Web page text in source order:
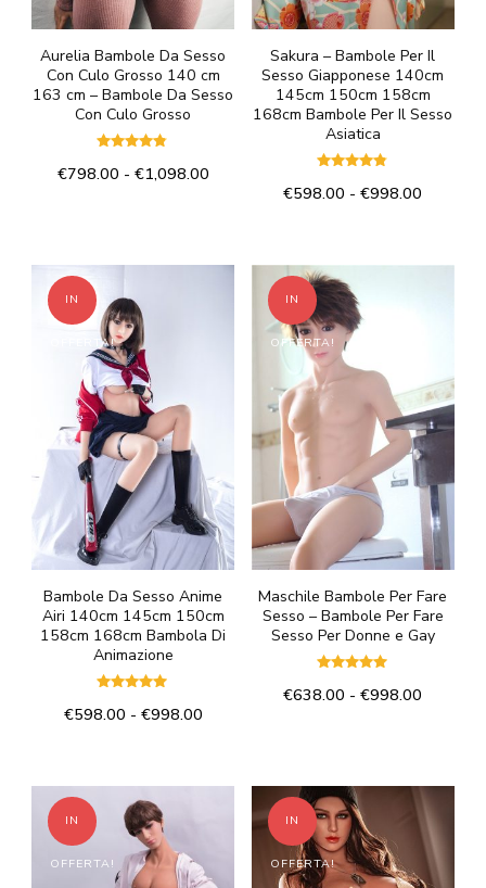
pagina
del
prodotto
pagina
del
prodotto
Aurelia Bambole Da Sesso
Con Culo Grosso 140 cm
163 cm – Bambole Da Sesso
Con Culo Grosso
4.67
€798.00 - €1,098.00Fascia
€798.00
€1,098.00
ha
più
varianti.
Le
opzioni
possono
essere
scelte
nella
pagina
del
prodotto
Sakura – Bambole Per Il
Sesso Giapponese 140cm
145cm 150cm 158cm
168cm Bambole Per Il Sesso
Asiatica
4.67
€598.00 - €998.00
da
ha
più
Le
opzioni
possono
essere
scelte
nella
pagina
del
prodotto
IN
OFFERTA!
Bambole Da Sesso Anime
Airi 140cm 145cm 150cm
158cm 168cm Bambola Di
Animazione
5.00
€598.00 - €998.00Fascia
da
ha
più
varianti.
IN
OFFERTA!
Maschile Bambole Per Fare
Sesso – Bambole Per Fare
Sesso Per Donne e Gay
5.00
€638.00 - €998.00
€638.00
a
€998.00
ha
più
varianti.
Le
IN
OFFERTA!
IN
OFFERTA!